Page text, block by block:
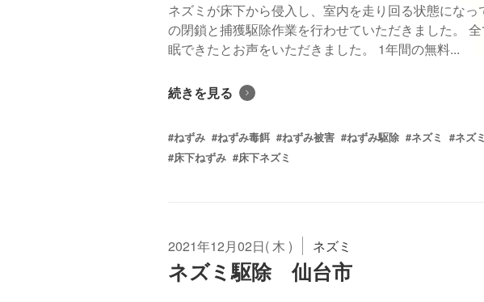
ネズミが床下から侵入し、室内を走り回る状態にな
の閉鎖と捕獲駆除作業を行わせていただきました。
眠できたとお声をいただきました。 1年間の無料...
続きを見る
#ねずみ #ねずみ毒餌 #ねずみ被害 #ねずみ駆除 #ネズミ #ネズ
#床下ねずみ #床下ネズミ
2021年12月02日( 木 ) ネズミ
ネズミ駆除 仙台市